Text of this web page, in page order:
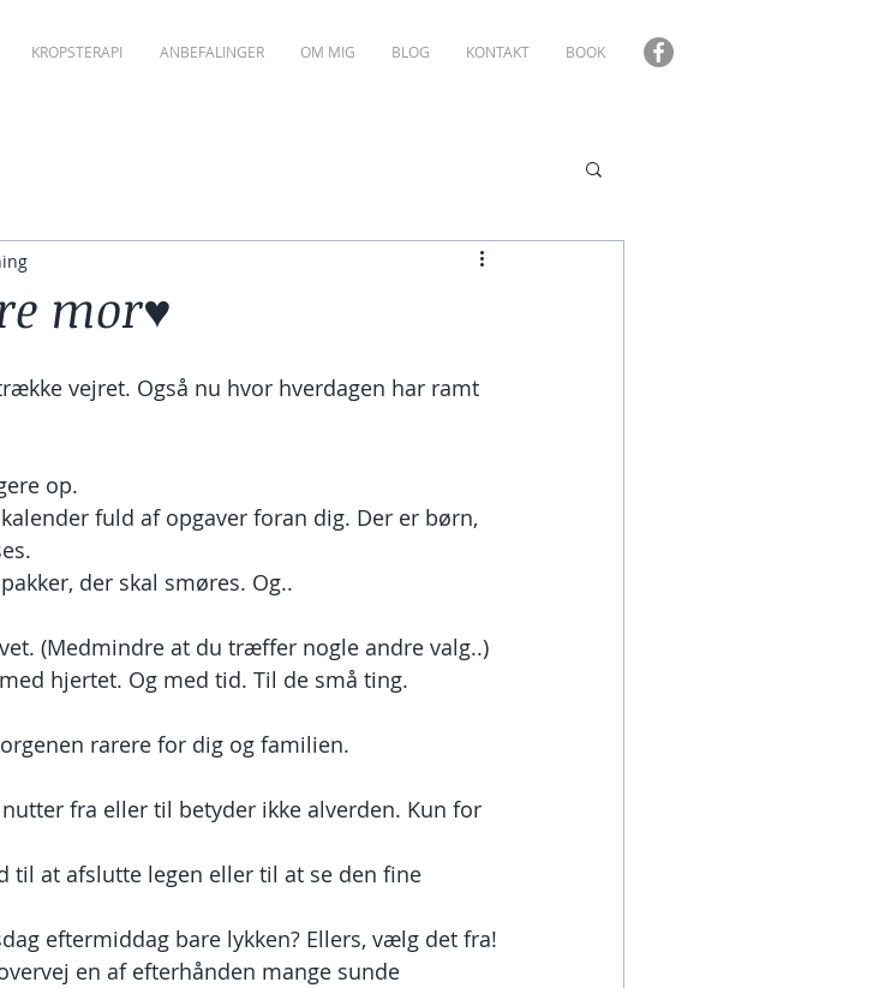
KROPSTERAPI ANBEFALINGER OM MIG BLOG KONTAKT BOOK
mor♥️
vejret. Også nu hvor hverdagen har ramt
op.
fuld af opgaver foran dig. Der er børn,
der skal smøres. Og..
(Medmindre at du træffer nogle andre valg..)
hjertet. Og med tid. Til de små ting.
rarere for dig og familien.
fra eller til betyder ikke alverden. Kun for
til at afslutte legen eller til at se den fine
eftermiddag bare lykken? Ellers, vælg det fra!
en af efterhånden mange sunde